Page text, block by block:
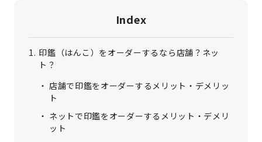
Index
印鑑（はんこ）をオーダーするなら店舗？ネッ
ト？
店舗で印鑑をオーダーするメリット・デメリッ
ト
ネットで印鑑をオーダーするメリット・デメリ
ット